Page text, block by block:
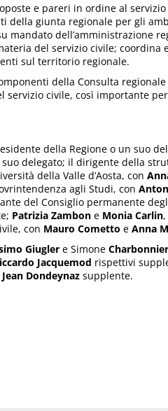
e pareri in ordine al
della giunta regionale per gli
mandato dell’amministrazione
del servizio civile;
sul territorio regionale.
della Consulta
servizio civile, così importante
della Regione o un suo
delegato; il dirigente della
della Valle d’Aosta, con
agli Studi, con
del Consiglio permanente
Patrizia Zambon e Monia Carlin
con Mauro Cometto e Anna
Giugler e Simone Charbonnier
Jacquemod rispettivi
Jean Dondeynaz supplente.